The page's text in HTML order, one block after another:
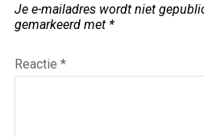
Je e-mailadres wordt niet
gemarkeerd met *
Reactie *